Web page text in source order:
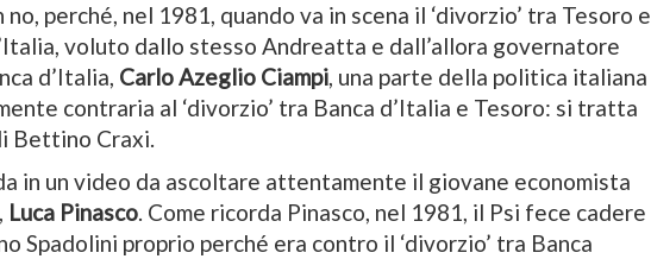
no, perché, nel 1981, quando va in scena il ‘divorzio’ tra Tesoro e
voluto dallo stesso Andreatta e dall’allora governatore
d’Italia, Carlo Azeglio Ciampi, una parte della politica italiana
contraria al ‘divorzio’ tra Banca d’Italia e Tesoro: si tratta
Bettino Craxi.
in un video da ascoltare attentamente il giovane economista
Luca Pinasco. Come ricorda Pinasco, nel 1981, il Psi fece cadere
Spadolini proprio perché era contro il ‘divorzio’ tra Banca